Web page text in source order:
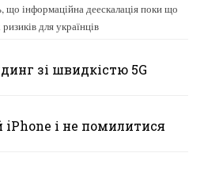
що інформаційна деескалація поки що
для українців
зі швидкістю 5G
і не помилитися